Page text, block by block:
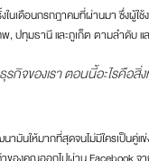
นเดือนกรกฎาคมที่ผ่านมา ซึ่งผู้
, ปทุมธานี และภูเก็ต ตามลำดับ
กิจของเรา ตอนนี้อะไรคื
ามันให้มากที่สุดจนไม่มีใครเป็นคู่